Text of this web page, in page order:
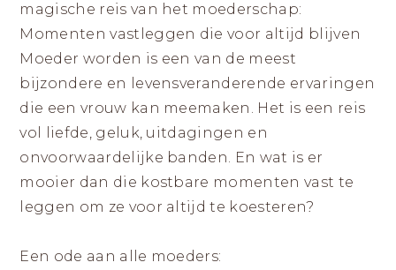
magische reis van het moederschap:
Momenten vastleggen die voor altijd blijven
Moeder worden is een van de meest
bijzondere en levensveranderende ervaringen
die een vrouw kan meemaken. Het is een reis
vol liefde, geluk, uitdagingen en
onvoorwaardelijke banden. En wat is er
mooier dan die kostbare momenten vast te
leggen om ze voor altijd te koesteren?
Een ode aan alle moeders: